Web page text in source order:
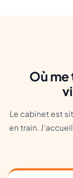
Où
Le cabinet est
en train.